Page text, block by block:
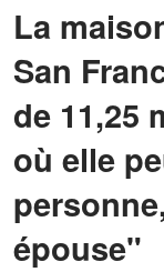
La
San
de 11,25
où elle
épouse"